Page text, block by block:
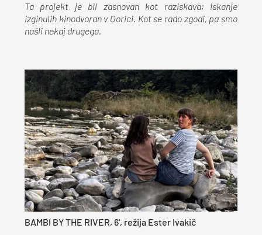
Ta projekt je bil zasnovan kot raziskava: iskanje
izginulih kinodvoran v Gorici. Kot se rado zgodi, pa smo
našli nekaj drugega.
BAMBI BY THE RIVER, 6', režija Ester Ivakič